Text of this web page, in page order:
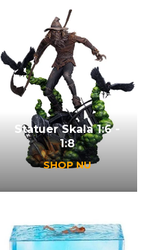
Statuer Skala 1:6 -
1:8
SHOP NU